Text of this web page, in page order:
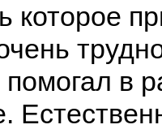
которое
в